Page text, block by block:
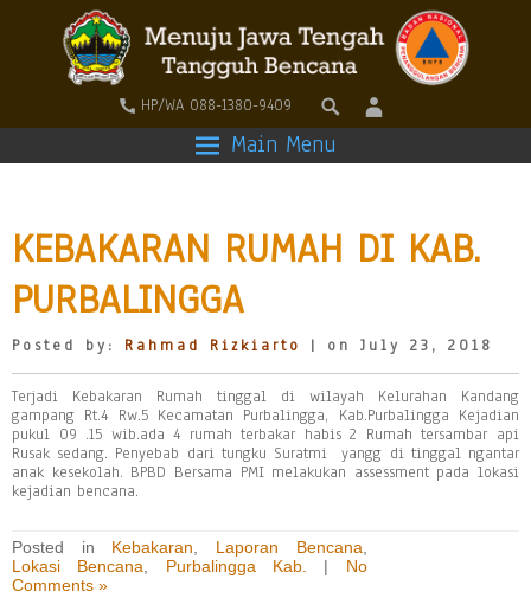
HP/WA 088-1380-9409
Main Menu
KEBAKARAN RUMAH DI KAB.
PURBALINGGA
Posted by: Rahmad Rizkiarto | on July 23, 2018
Terjadi Kebakaran Rumah tinggal di wilayah Kelurahan Kandang
gampang Rt.4 Rw.5 Kecamatan Purbalingga, Kab.Purbalingga Kejadian
pukul 09 .15 wib.ada 4 rumah terbakar habis 2 Rumah tersambar api
Rusak sedang. Penyebab dari tungku Suratmi yangg di tinggal ngantar
anak kesekolah. BPBD Bersama PMI melakukan assessment pada lokasi
kejadian bencana.
Posted in Kebakaran Laporan Bencana
Lokasi Bencana
Purbalingga Kab. | No
Comments »